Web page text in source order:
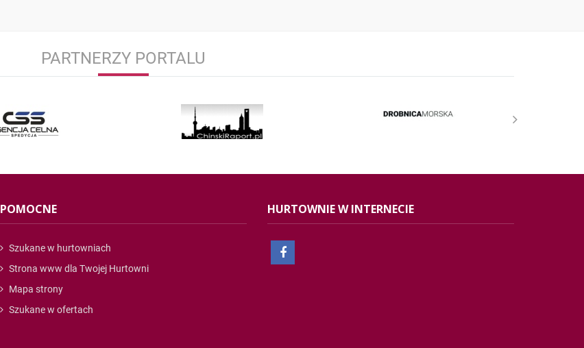
PARTNERZY PORTALU
POMOCNE
Szukane w hurtowniach
Strona www dla Twojej Hurtowni
Mapa strony
Szukane w ofertach
HURTOWNIE W INTERNECIE